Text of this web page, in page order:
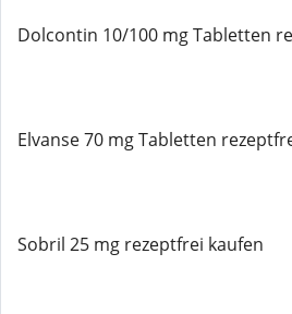
Dolcontin 10/100 mg Tabletten
Elvanse 70 mg Tabletten
Sobril 25 mg rezeptfrei kaufen